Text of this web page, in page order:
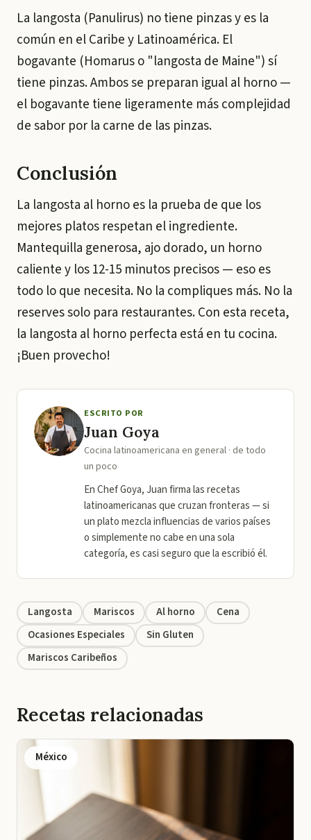
La langosta (Panulirus) no tiene pinzas y es la
común en el Caribe y Latinoamérica. El
bogavante (Homaruso "langosta de Maine") sí
tiene pinzas. Ambos se preparan igual al horno —
el bogavante tiene ligeramente más complejidad
de sabor por la carne de las pinzas.
Conclusión
La langosta al horno es la prueba de que los
mejores platos respetan el ingrediente.
Mantequilla generosa, ajo dorado, un horno
caliente y los 12-15 minutos precisos — eso es
todo lo que necesita. No la compliques más. No la
reserves solo para restaurantes. Con esta receta,
la langosta al horno perfecta está en tu cocina.
¡Buen provecho!
ESCRITO POR
Juan Goya
Cocina latinoamericana en general · de todo
un poco
En Chef Goya, Juan firma las recetas
latinoamericanas que cruzan fronteras — si
un plato mezcla influencias de varios países
o simplemente no cabe en una sola
categoría, es casi seguro que la escribió él.
Langosta Mariscos Al horno
Cena
Ocasiones Especiales
Sin Gluten
Mariscos Caribeños
Recetas relacionadas
México